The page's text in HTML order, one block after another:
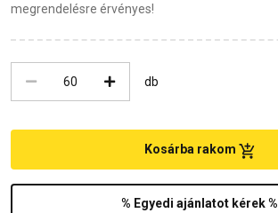
megrendelésre érvényes!
db
% Egyedi ajánlatot kérek %
Kosárba rakom